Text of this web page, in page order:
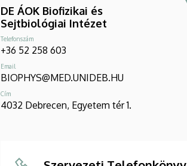
DE ÁOK Biofizikai és
Sejtbiológiai Intézet
Telefonszám
+36 52 258 603
Email
BIOPHYS@MED.UNIDEB.HU
Cím
4032 Debrecen, Egyetem tér 1.